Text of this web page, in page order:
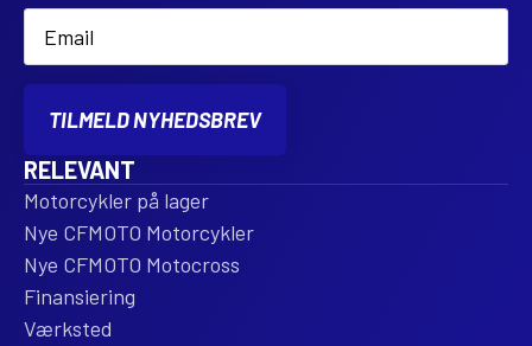
Email
TILMELD NYHEDSBREV
RELEVANT
Motorcykler på lager
Nye CFMOTO Motorcykler
Nye CFMOTO Motocross
Finansiering
Værksted